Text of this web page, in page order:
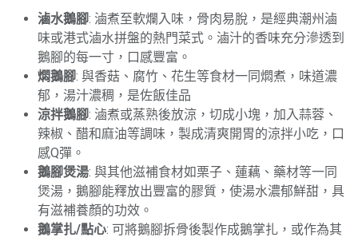
滷水鵝腳: 滷煮至軟爛入味，骨肉易脫，是經典潮州滷
味或港式滷水拼盤的熱門菜式。滷汁的香味充分滲透到
鵝腳的每一寸，口感豐富。
燜鵝腳: 與香菇、腐竹、花生等食材一同燜煮，味道濃
郁，湯汁濃稠，是佐飯佳品
涼拌鵝腳: 滷煮或蒸熟後放涼，切成小塊，加入蒜蓉、
辣椒、醋和麻油等調味，製成清爽開胃的涼拌小吃，口
感Q彈。
鵝腳煲湯: 與其他滋補食材如栗子、蓮藕、藥材等一同
煲湯，鵝腳能釋放出豐富的膠質，使湯水濃郁鮮甜，具
有滋補養顏的功效。
鵝掌扎/點心: 可將鵝腳拆骨後製作成鵝掌扎，或作為其